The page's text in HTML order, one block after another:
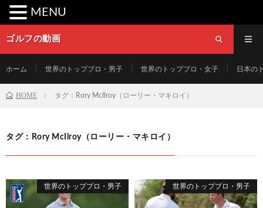
ゴルフの動画
ホーム 世界のトッププロ・男子 世界のトッププロ・女子 日本の
HOME タグ：Rory McIlroy（ローリー・マキロイ）
タグ：Rory McIlroy（ローリー・マキロイ）
世界のトッププロ・男子 世界のトッププロ・男子
MENU